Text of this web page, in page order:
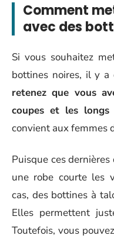
Comment
avec des
Si vous souhaitez
bottines noires, il y a
retenez que vous
coupes et les longs
convient aux femmes
Puisque ces
une robe courte les
cas, des bottines à
Elles permettent
Toutefois, vous